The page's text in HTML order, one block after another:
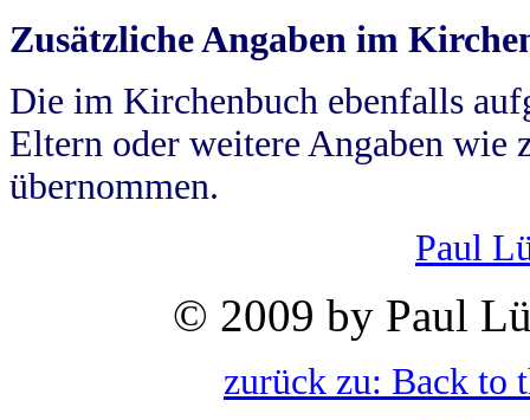
Zusätzliche Angaben im
Die im Kirchenbuch ebenfalls
Eltern oder weitere Angaben wie
übernommen.
Paul
© 2009 by Paul
zurück zu: Back to